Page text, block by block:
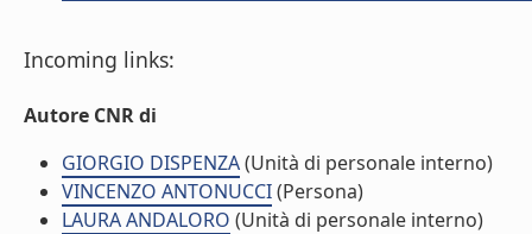
Incoming links:
Autore CNR di
GIORGIO DISPENZA(Unità di personale interno)
VINCENZO ANTONUCCI(Persona)
LAURA ANDALORO (Unità di personale interno)